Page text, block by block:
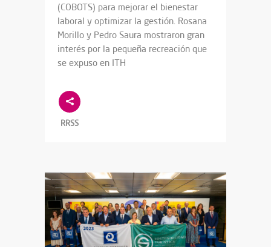
(COBOTS) para mejorar el bienestar
laboral y optimizar la gestión. Rosana
Morillo y Pedro Saura mostraron gran
interés por la pequeña recreación que
se expuso en ITH
RRSS